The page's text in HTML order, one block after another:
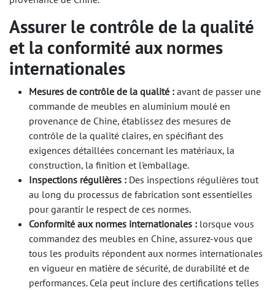
Assurer le contrôle de la qualité
et la conformité aux normes
internationales
Mesures de contrôle de la qualité : avant de passer une
commande de meubles en aluminium moulé en
provenance de Chine, établissez des mesures de
contrôle de la qualité claires, en spécifiant des
exigences détaillées concernant les matériaux, la
construction, la finition et l'emballage.
Inspections régulières : Des inspections régulières tout
au long du processus de fabrication sont essentielles
pour garantir le respect de ces normes.
Conformité aux normes internationales : lorsque vous
commandez des meubles en Chine, assurez-vous que
tous les produits répondent aux normes internationales
en vigueur en matière de sécurité, de durabilité et de
performances. Cela peut inclure des certifications telles